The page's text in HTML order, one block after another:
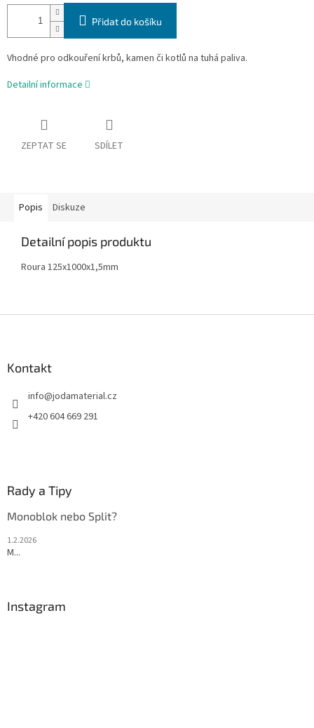
Přidat do košíku
Vhodné pro odkouření krbů, kamen či kotlů na tuhá paliva.
Detailní informace
ZEPTAT SE SDÍLET
Popis Diskuze
Detailní popis produktu
Roura 125x1000x1,5mm
Kontakt
info@jodamaterial.cz
+420 604 669 291
Rady a Tipy
Monoblok nebo Split?
1.2.2026
M...
Instagram